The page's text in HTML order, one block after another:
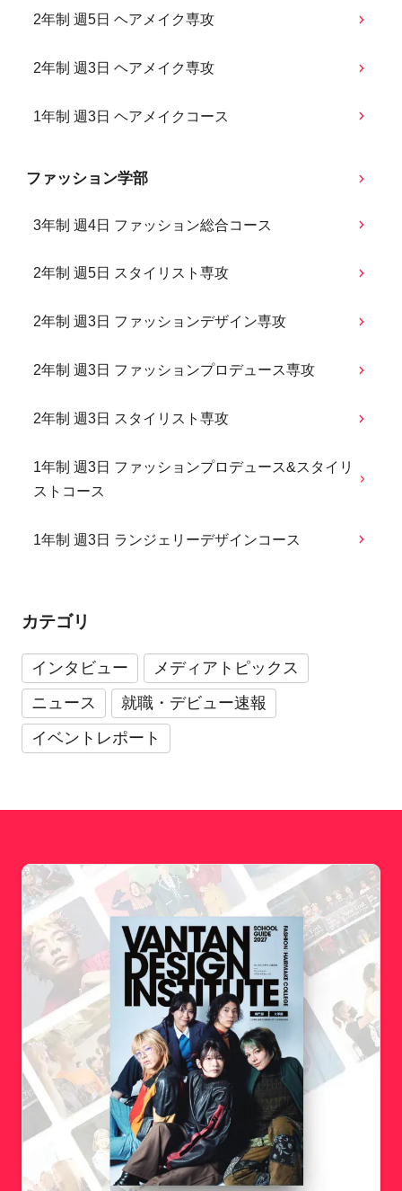
2年制 週5日 ヘアメイク専攻
2年制 週3日 ヘアメイク専攻
1年制 週3日 ヘアメイクコース
ファッション学部
3年制 週4日 ファッション総合コース
2年制 週5日 スタイリスト専攻
2年制 週3日 ファッションデザイン専攻
2年制 週3日 ファッションプロデュース専攻
2年制 週3日 スタイリスト専攻
1年制 週3日 ファッションプロデュース&スタイリ
ストコース
1年制 週3日 ランジェリーデザインコース
カテゴリ
インタビュー
メディアトピックス
ニュース
就職・デビュー速報
イベントレポート